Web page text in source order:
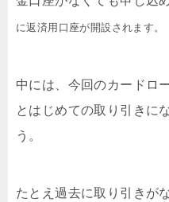
に返済用口座が開設されます。
中には、今回のカードロ
とはじめての取り引きに
う。
たとえ過去に取り引きが